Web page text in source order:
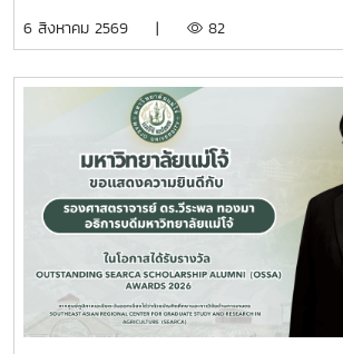
แลกเปลี่ยนประสบการณ์ด้าน Reinventing
ผู้นำเครือข่ายอุดมศึกษา การนำเสนอกรณีศึก
AI และนวัตกรรมจากภาคเอกชน รวมถึงกิจ
Action เพื่อร่วมกำหนดข้อเสนอเชิงนโยบายแ
การขับเคลื่อนมหาวิทยาลัยไทยในอนาคตการเ
นี้มหาวิทยาลัยแม่โจ้ติดตามทิศทางการเปลี่ย
อุดมศึกษาไทย พร้อมแลกเปลี่ยนองค์ความรู้
มือกับเครือข่ายสถาบันอุดมศึกษาทั่วประเท
มหาวิทยาลัยไทยให้ก้าวทันการเปลี่ยนแปลงข
ยกระดับศักยภาพด้านการศึกษา วิจัย และนวั
บุคลากร รวมจำนวน 25 คน เป็นเจ้าภาพพระ
พระบรมราชชนนีพันปีหลวง ณ พระที่นั่งดุสิต
พระบรมมหาราชวัง และเข้ากราบถวายบังคม
พระเจ้าลูกเธอ เจ้าฟ้าพัชรกิติยาภา นเรนทิร
ราชสาริณีสิริพัชร มหาวัชรราชธิดา ณ พระที่นั่
พระบรมมหาราชวังการเข้าร่วมพิธีในครั้งนี้
มหากรุณาธิคุณล้นเกล้าล้นกระหม่อมแก่คณะ
มหาวิทยาลัย สมาคมศิษย์เก่า และบุคลากร ม
ร่วมแสดงความจงรักภักดี ถวายความอาลัยแ
มหากรุณาธิคุณอย่างหาที่สุดมิได้
6 สิงหาคม 2569 | 82